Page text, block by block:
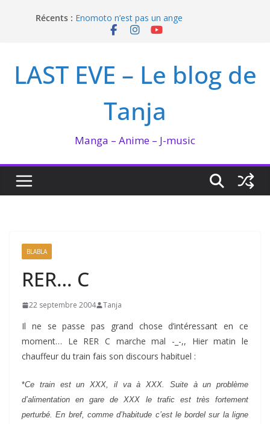
Récents : Enomoto n’est pas un ange
QUEEN BEE enflamme le Bataclan
I’m not in love de Zeniko Sumiya
LAST EVE – Le blog de
Tanja
Manga – Anime – J-music
BLABLA
RER… C
22 septembre 2004 Tanja
Il ne se passe pas grand chose d’intéressant en ce
moment… Le RER C marche mal -_-,, Hier matin le
chauffeur du train fais son discours habituel :
*Ce train est un XXX, il va à XXX. Suite à un problème
d’alimentation en gare de XXX le trafic est très fortement
perturbé. En bref, comme d’habitude c’est le bordel sur la ligne